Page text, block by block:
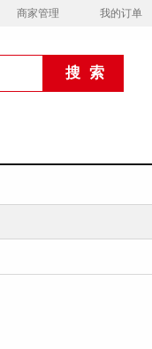
商家管理 我的订单